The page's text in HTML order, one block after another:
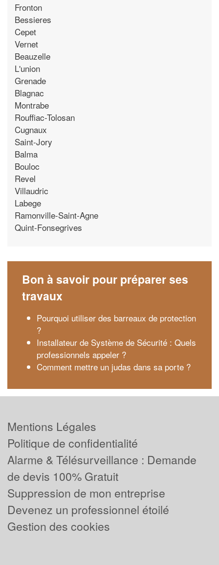
Fronton
Bessieres
Cepet
Vernet
Beauzelle
L'union
Grenade
Blagnac
Montrabe
Rouffiac-Tolosan
Cugnaux
Saint-Jory
Balma
Bouloc
Revel
Villaudric
Labege
Ramonville-Saint-Agne
Quint-Fonsegrives
Bon à savoir pour préparer ses
travaux
Pourquoi utiliser des barreaux de protection
?
Installateur de Système de Sécurité : Quels
professionnels appeler ?
Comment mettre un judas dans sa porte ?
Mentions Légales
Politique de confidentialité
Alarme & Télésurveillance : Demande
de devis 100% Gratuit
Suppression de mon entreprise
Devenez un professionnel étoilé
Gestion des cookies